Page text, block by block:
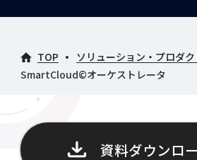
TOP
ソリューション・プロダク
SmartCloud©オーケストレータ
資料ダウンロ